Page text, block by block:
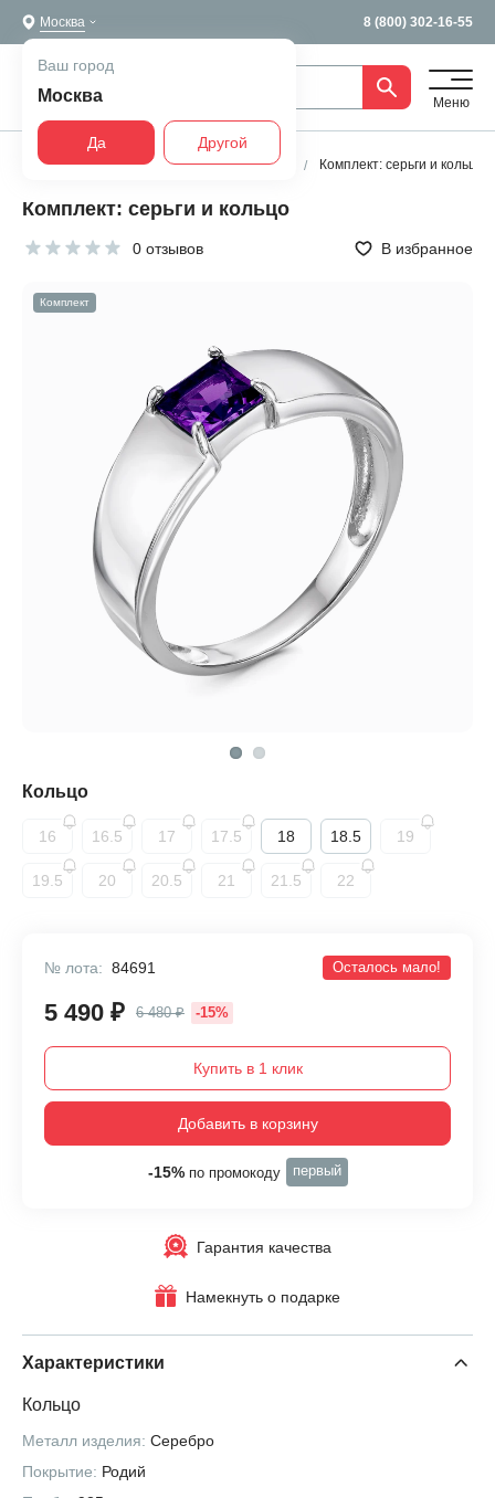
Москва 8 (800) 302-16-55
Ваш город
Москва
Да Другой
Меню
Главная Все украшения Комплекты Комплект: серьги и кольцо
Комплект: серьги и кольцо
0 отзывов В избранное
Комплект
Кольцо
16 16.5 17 17.5 18 18.5 19
19.5 20 20.5 21 21.5 22
№ лота: 84691 Осталось мало!
5 490 ₽ 6 480 ₽ -15%
Купить в 1 клик
Добавить в корзину
-15%по промокоду первый
Гарантия качества
Намекнуть о подарке
Характеристики
Кольцо
Металл изделия: Серебро
Покрытие: Родий